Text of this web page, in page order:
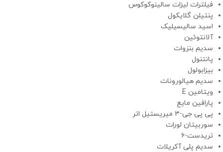
فیلترات لیزات سالینوکوکوس
پنتیلن گلایکول
اسید سالیسیلیک
آلانتوئین
سدیم بنزوات
پانتنول
بیزابولول
سدیم هیالورونات
ویتامین E
پارافین مایع
پی ‌پی ‌جی-۳ میریستیل اتر
سوربیتان لورات
تریدست-۶
سدیم پلی آکریلات